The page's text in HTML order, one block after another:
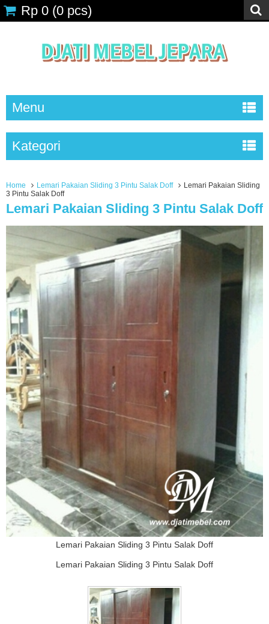
Rp 0 (0 pcs)
Menu
Kategori
Home Lemari Pakaian Sliding 3 Pintu Salak Doff
Lemari Pakaian Sliding
3 Pintu Salak Doff
Lemari Pakaian Sliding 3 Pintu Salak Doff
Lemari Pakaian Sliding 3 Pintu Salak Doff
Lemari Pakaian Sliding 3 Pintu Salak Doff